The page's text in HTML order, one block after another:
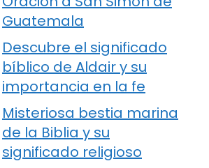
Guatemala
Descubre el significado
bíblico de Aldair y su
importancia en la fe
Misteriosa bestia marina
de la Biblia y su
significado religioso